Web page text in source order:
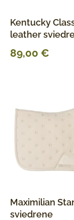
Kentucky
leather
89,00 €
Maximilian
sviedrene